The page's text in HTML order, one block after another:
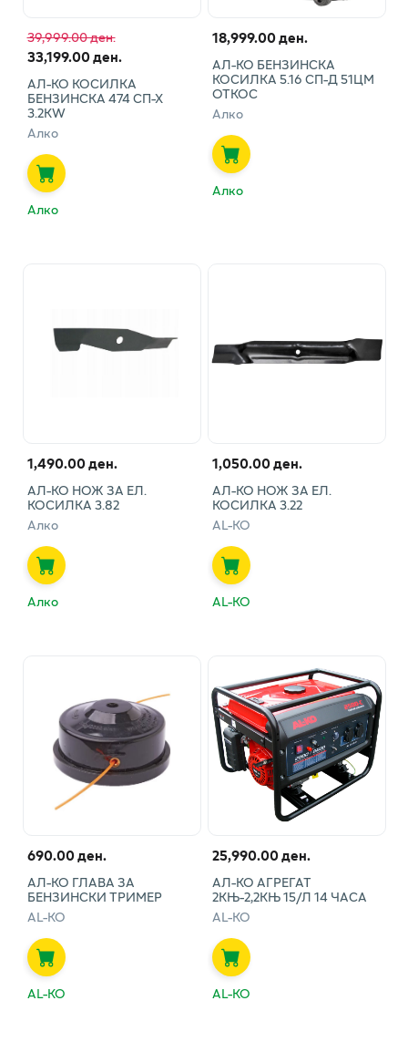
39,999.00 ден.
33,199.00 ден.
АЛ-КО КОСИЛКА
БЕНЗИНСКА 474 СП-Х
3.2КW
Алко
Алко
18,999.00 ден.
АЛ-КО БЕНЗИНСКА
КОСИЛКА 5.16 СП-Д 51ЦМ
ОТКОС
Алко
Алко
1,490.00 ден.
АЛ-КО НОЖ ЗА ЕЛ.
КОСИЛКА 3.82
Алко
Алко
1,050.00 ден.
АЛ-КО НОЖ ЗА ЕЛ.
КОСИЛКА 3.22
AL-KO
AL-KO
690.00 ден.
АЛ-КО ГЛАВА ЗА
БЕНЗИНСКИ ТРИМЕР
AL-KO
AL-KO
25,990.00 ден.
АЛ-КО АГРЕГАТ
2КЊ-2,2КЊ 15/Л 14 ЧАСА
AL-KO
AL-KO